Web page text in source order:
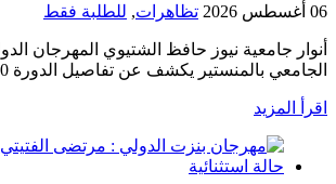
06 أغسطس 2026 تظاهرات, للطلبة فقط
أنوار جامعية نيوز حافظ الشتيوي المهرجان
الجامعي بالمنستير يكشف عن تفاصيل الدورة 20
اقرأ المزيد